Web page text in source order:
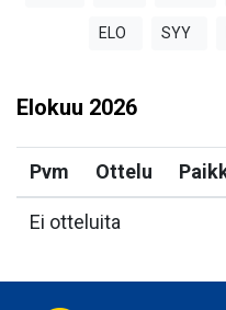
ELO SYY
Elokuu 2026
Pvm Ottelu
Ei otteluita